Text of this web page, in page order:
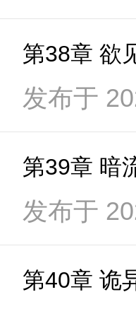
第38章 欲
发布于
第39章 暗
发布于
第40章 诡